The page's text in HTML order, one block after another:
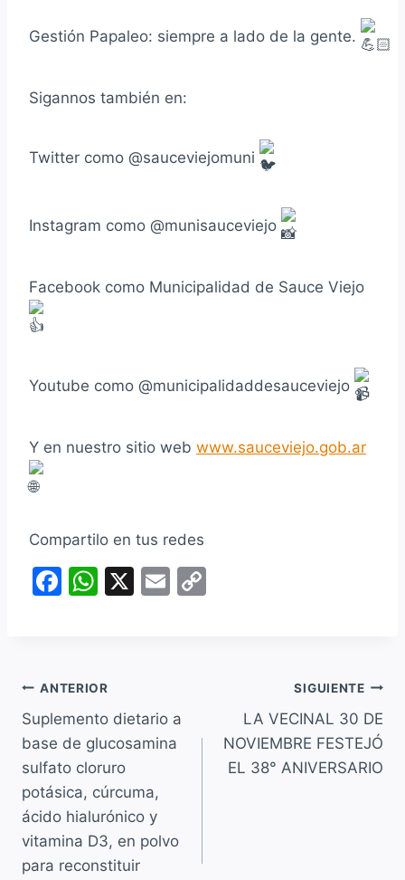
Gestión Papaleo: siempre a lado de la gente.
Sigannos también en:
Twitter como @sauceviejomuni
Instagram como @munisauceviejo
Facebook como Municipalidad de Sauce Viejo
Youtube como @municipalidaddesauceviejo
Y en nuestro sitio web www.sauceviejo.gob.ar
Compartilo en tus redes
F
b
o
o
k
W
A
p
p
X
E
Navegación
de
entradas
ANTERIOR
Suplemento dietario a
base de glucosamina
sulfato cloruro
potásica, cúrcuma,
ácido hialurónico y
vitamina D3, en polvo
para reconstituir
SIGUIENTE
LA VECINAL 30 DE
NOVIEMBRE FESTEJÓ
EL 38° ANIVERSARIO